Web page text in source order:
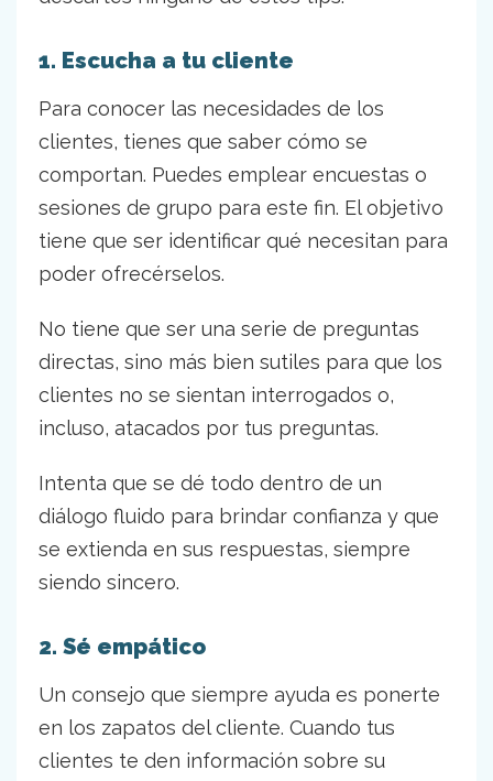
1. Escucha a tu cliente
Para conocer las necesidades de los
clientes, tienes que saber cómo se
comportan. Puedes emplear encuestas o
sesiones de grupo para este fin. El objetivo
tiene que ser identificar qué necesitan para
poder ofrecérselos.
No tiene que ser una serie de preguntas
directas, sino más bien sutiles para que los
clientes no se sientan interrogados o,
incluso, atacados por tus preguntas.
Intenta que se dé todo dentro de un
diálogo fluido para brindar confianza y que
se extienda en sus respuestas, siempre
siendo sincero.
2. Sé empático
Un consejo que siempre ayuda es ponerte
en los zapatos del cliente. Cuando tus
clientes te den información sobre su